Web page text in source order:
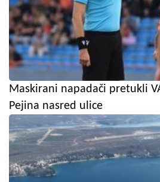
Maskirani napadači pretukli
Pejina nasred ulice